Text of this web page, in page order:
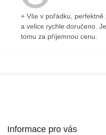
+ Vše v pořádku, perfektně
a velice rychle doručeno.
tomu za příjemnou cenu.
Informace pro vás